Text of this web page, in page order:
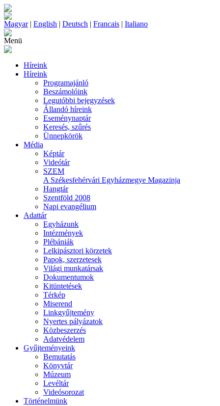
Magyar| English | Deutsch | Francais | Italiano
Menü
Híreink
Híreink
Programajánló
Beszámolóink
Legutóbbi bejegyzések
Állandó híreink
Eseménynaptár
Keresés, szűrés
Ünnepkörök
Média
Képtár
Videótár
SZEM
A Székesfehérvári Egyházmegye Magazinja
Hangtár
Szentföld 2008
Napi evangélium
Adattár
Egyházunk
Intézmények
Plébániák
Lelkipásztori körzetek
Papok, szerzetesek
Világi munkatársak
Dokumentumok
Kitüntetések
Térkép
Miserend
Linkgyűjtemény
Nyertes pályázatok
Közbeszerzés
Adatvédelem
Gyűjteményeink
Bemutatás
Könyvtár
Múzeum
Levéltár
Videósorozat
Történelmünk